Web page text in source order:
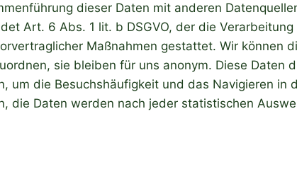
dieser Daten mit anderen
Art. 6 Abs. 1 lit. b DSGVO, der die
Maßnahmen gestattet. Wir können
sie bleiben für uns anonym. Diese Daten
um die Besuchshäufigkeit und das Navigieren in
die Daten werden nach jeder statistischen